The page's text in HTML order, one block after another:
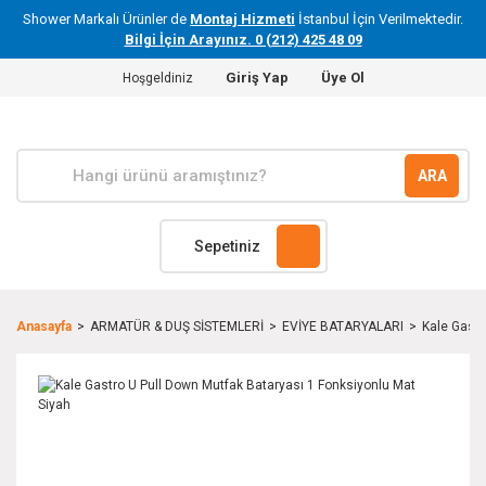
Shower Markalı Ürünler de Montaj Hizmeti İstanbul İçin Verilmektedir.
Bilgi İçin Arayınız. 0 (212) 425 48 09
Hoşgeldiniz Giriş Yap Üye Ol
ARA
Sepetiniz
Anasayfa ARMATÜR & DUŞ SİSTEMLERİ EVİYE BATARYALARI Kale